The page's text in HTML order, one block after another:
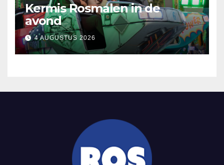
Kermis Rosmalen in de
avond
4 AUGUSTUS 2026